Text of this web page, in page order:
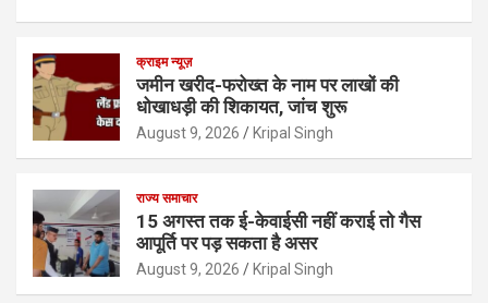
क्राइम न्यूज़
जमीन खरीद-फरोख्त के नाम पर लाखों की
धोखाधड़ी की शिकायत, जांच शुरू
August 9, 2026 Kripal Singh
राज्य समाचार
15 अगस्त तक ई-केवाईसी नहीं कराई तो गैस
आपूर्ति पर पड़ सकता है असर
August 9, 2026 Kripal Singh